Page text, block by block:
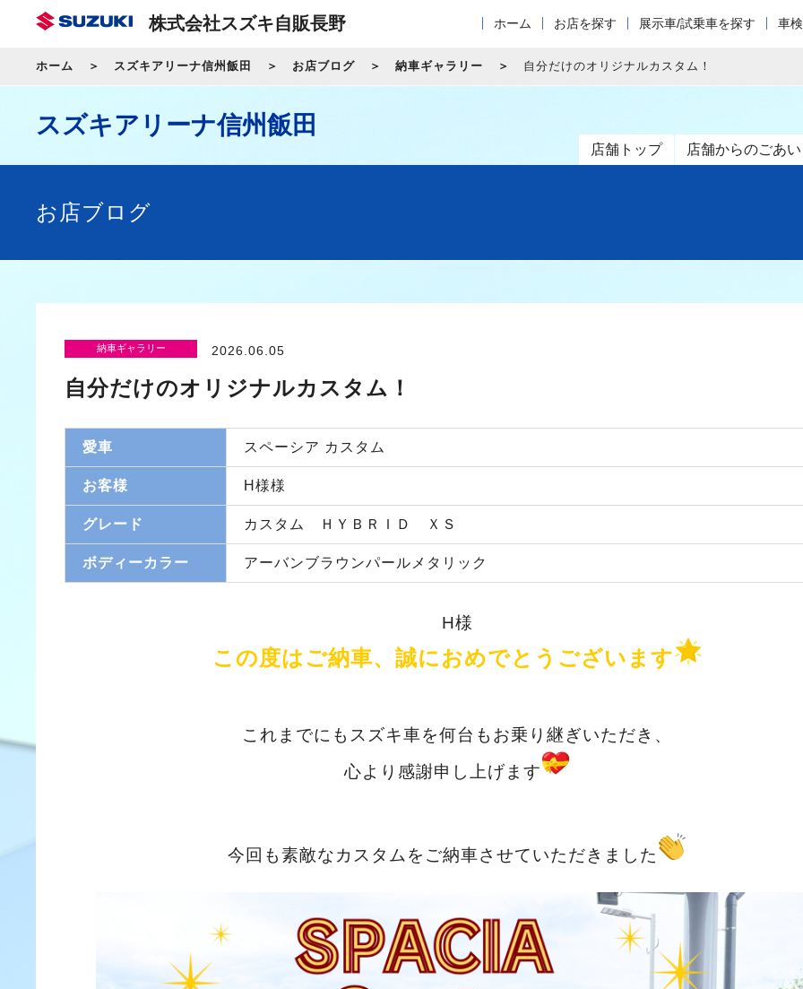
株式会社スズキ自販長野 ホーム お店を探す 展示車/試乗車を探す 車
ホーム スズキアリーナ信州飯田 お店ブログ 納車ギャラリー 自分だけのオリジナルカスタム！
スズキアリーナ信州飯田
店舗トップ 店舗からのごあ
お店ブログ
納車ギャラリー 2026.06.05
自分だけのオリジナルカスタム！
愛車 スペーシア カスタム
お客様 H様様
グレード カスタム ＨＹＢＲＩＤ ＸＳ
ボディーカラー アーバンブラウンパールメタリック
H様
この度はご納車、誠におめでとうございます
これまでにもスズキ車を何台もお乗り継ぎいただき、
心より感謝申し上げます
今回も素敵なカスタムをご納車させていただきました